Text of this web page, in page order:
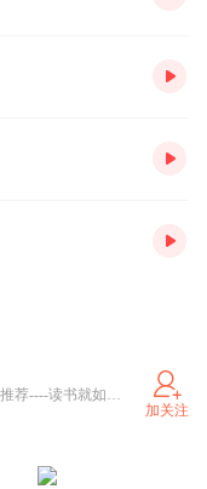
读的不好 但很喜欢 ^_^ 有书共读 欢迎推荐----读书就如同竹篮打水，虽然清水从缝隙中流走，表面上什么都没得到，但在不知不觉中，人的心灵就像这竹篮一样已经被净化得澄澈明亮。
加关注